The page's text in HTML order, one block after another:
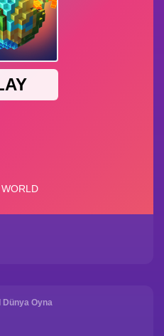
Dünya Oyna